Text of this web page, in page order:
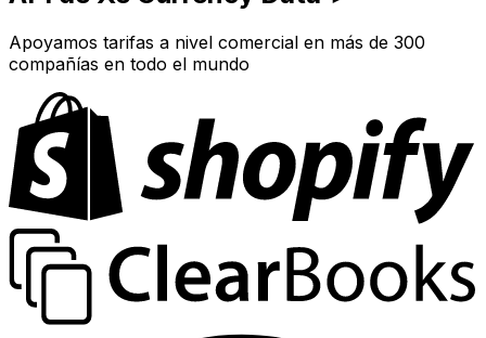
Apoyamos tarifas a nivel comercial en más de 300
compañías en todo el mundo